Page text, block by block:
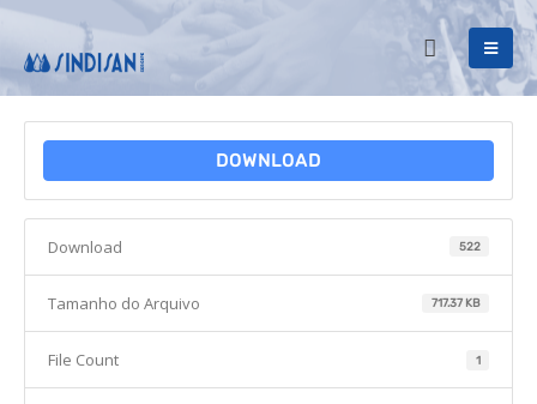
DOWNLOAD
Download 522
Tamanho do Arquivo 717.37 KB
File Count 1